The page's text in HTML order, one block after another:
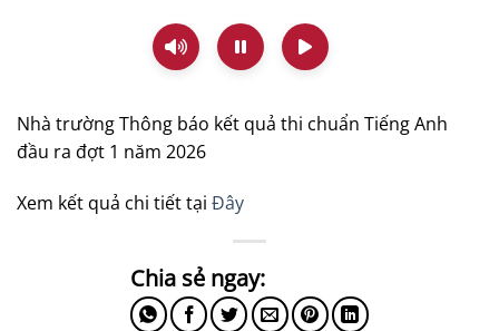
Nhà trường Thông báo kết quả thi chuẩn Tiếng Anh
đầu ra đợt 1 năm 2026
Xem kết quả chi tiết tại Đây